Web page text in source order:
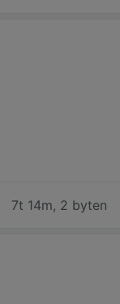
7t 14m, 2 byten